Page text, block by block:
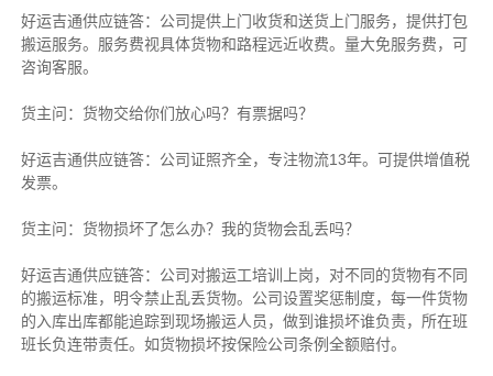
好运吉通供应链答：公司提供上门收货和送货上门服务，提供打包
搬运服务。服务费视具体货物和路程远近收费。量大免服务费，可
咨询客服。
货主问：货物交给你们放心吗？有票据吗？
好运吉通供应链答：公司证照齐全，专注物流13年。可提供增值税
发票。
货主问：货物损坏了怎么办？我的货物会乱丢吗？
好运吉通供应链答：公司对搬运工培训上岗，对不同的货物有不同
的搬运标准，明令禁止乱丢货物。公司设置奖惩制度，每一件货物
的入库出库都能追踪到现场搬运人员，做到谁损坏谁负责，所在班
班长负连带责任。如货物损坏按保险公司条例全额赔付。